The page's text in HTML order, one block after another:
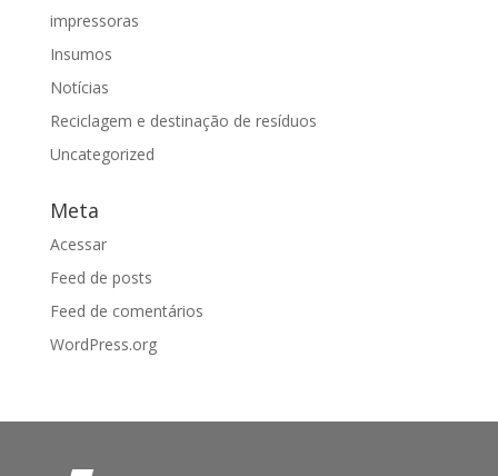
impressoras
Insumos
Notícias
Reciclagem e destinação de resíduos
Uncategorized
Meta
Acessar
Feed de posts
Feed de comentários
WordPress.org